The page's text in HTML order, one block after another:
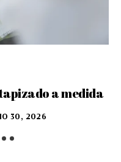
a medida
30, 2026